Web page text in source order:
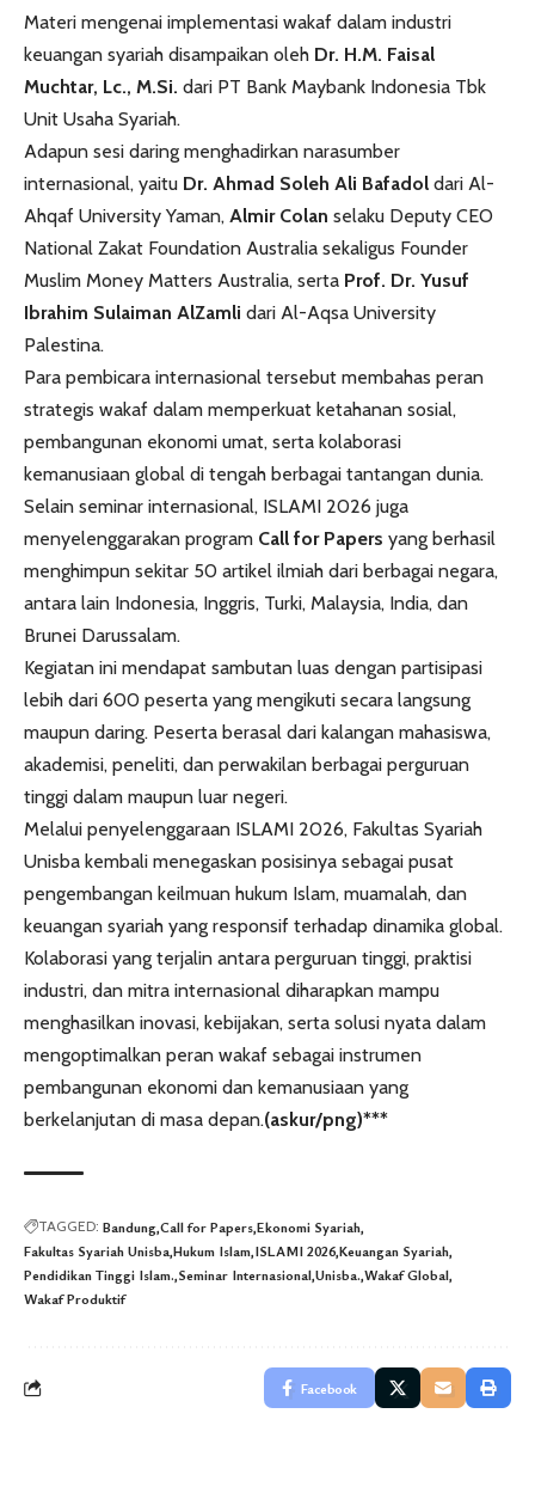
Materi mengenai implementasi wakaf dalam industri
keuangan syariah disampaikan oleh Dr. H.M. Faisal
Muchtar, Lc., M.Si. dari PT Bank Maybank Indonesia Tbk
Unit Usaha Syariah.
Adapun sesi daring menghadirkan narasumber
internasional, yaitu Dr. Ahmad Soleh Ali Bafadol dari Al-
Ahqaf University Yaman, Almir Colan selaku Deputy CEO
National Zakat Foundation Australia sekaligus Founder
Muslim Money Matters Australia, serta Prof. Dr. Yusuf
Ibrahim Sulaiman AlZamli dari Al-Aqsa University
Palestina.
Para pembicara internasional tersebut membahas peran
strategis wakaf dalam memperkuat ketahanan sosial,
pembangunan ekonomi umat, serta kolaborasi
kemanusiaan global di tengah berbagai tantangan dunia.
Selain seminar internasional, ISLAMI 2026 juga
menyelenggarakan program Call for Papers yang berhasil
menghimpun sekitar 50 artikel ilmiah dari berbagai negara,
antara lain Indonesia, Inggris, Turki, Malaysia, India, dan
Brunei Darussalam.
Kegiatan ini mendapat sambutan luas dengan partisipasi
lebih dari 600 peserta yang mengikuti secara langsung
maupun daring. Peserta berasal dari kalangan mahasiswa,
akademisi, peneliti, dan perwakilan berbagai perguruan
tinggi dalam maupun luar negeri.
Melalui penyelenggaraan ISLAMI 2026, Fakultas Syariah
Unisba kembali menegaskan posisinya sebagai pusat
pengembangan keilmuan hukum Islam, muamalah, dan
keuangan syariah yang responsif terhadap dinamika global.
Kolaborasi yang terjalin antara perguruan tinggi, praktisi
industri, dan mitra internasional diharapkan mampu
menghasilkan inovasi, kebijakan, serta solusi nyata dalam
mengoptimalkan peran wakaf sebagai instrumen
pembangunan ekonomi dan kemanusiaan yang
berkelanjutan di masa depan.(askur/png)***
TAGGED: BandungCall for PapersEkonomi Syariah
Fakultas Syariah UnisbaHukum Islam ISLAMI 2026Keuangan Syariah
Pendidikan Tinggi Islam. Seminar InternasionalUnisba. Wakaf Global
Wakaf Produktif
Facebook